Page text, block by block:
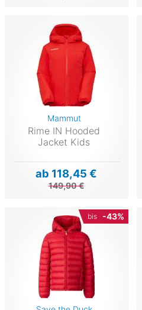
Mammut
Rime IN Hooded
Jacket Kids
ab 118,45 €
149,90 €
bis -43%